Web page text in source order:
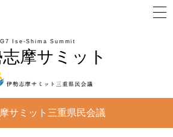
摩サミット
G7 Ise-Shima Summit
サミット三重県民会議